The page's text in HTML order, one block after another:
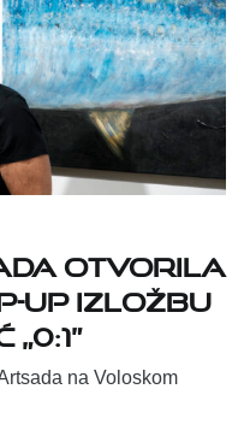
otvorila
up izložbu
na Voloskom